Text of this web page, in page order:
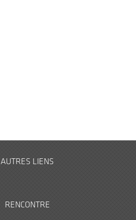
AUTRES LIENS
RENCONTRE